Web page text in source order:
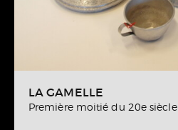
LA GAMELLE
Première moitié du 20e siècle